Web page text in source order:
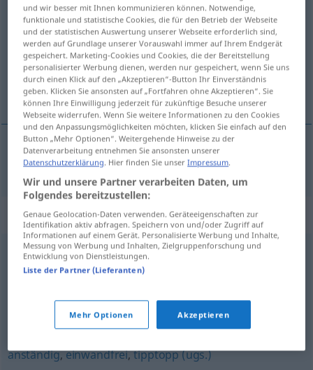
tadellosadj
Übersicht aller Übersetzungen
(Für mehr Details die Übersetzung anklicken/antippen)
ireproșabil
ireproșabil tadellos
Synonyme für "tadellos"
perfekt,einwandfrei
vorzüglich,vorbildlich,vollkommen,ideal,perfekt
anständig,einwandfrei,tipptopp (ugs.)
und wir besser mit Ihnen kommunizieren können. Notwendige,
funktionale und statistische Cookies, die für den Betrieb der Webseite
und der statistischen Auswertung unserer Webseite erforderlich sind,
werden auf Grundlage unserer Vorauswahl immer auf Ihrem Endgerät
gespeichert. Marketing-Cookies und Cookies, die der Bereitstellung
personalisierter Werbung dienen, werden nur gespeichert, wenn Sie uns
durch einen Klick auf den „Akzeptieren“-Button Ihr Einverständnis
geben. Klicken Sie ansonsten auf „Fortfahren ohne Akzeptieren“. Sie
können Ihre Einwilligung jederzeit für zukünftige Besuche unserer
Webseite widerrufen. Wenn Sie weitere Informationen zu den Cookies
und den Anpassungsmöglichkeiten möchten, klicken Sie einfach auf den
Button „Mehr Optionen“. Weitergehende Hinweise zu der
Datenverarbeitung entnehmen Sie ansonsten unserer
Datenschutzerklärung. Hier finden Sie unserImpressum.
Wir und unsere Partner verarbeiten Daten, um
Folgendes bereitzustellen:
Genaue Geolocation-Daten verwenden. Geräteeigenschaften zur
Identifikation aktiv abfragen. Speichern von und/oder Zugriff auf
Informationen auf einem Gerät. Personalisierte Werbung und Inhalte,
Messung von Werbung und Inhalten, Zielgruppenforschung und
Entwicklung von Dienstleistungen.
Liste der Partner (Lieferanten)
Mehr Optionen Akzeptieren